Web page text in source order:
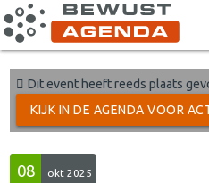
Dit event heeft reeds plaats
KIJK IN DE AGENDA VOOR
08 okt 2025